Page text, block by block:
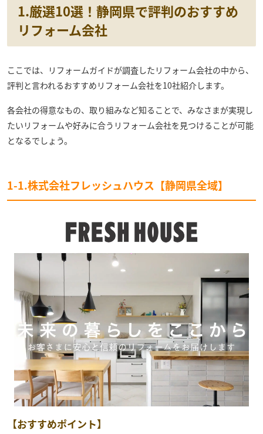
1.厳選10選！静岡県で評判のおすすめ
リフォーム会社
ここでは、リフォームガイドが調査したリフォーム会社の中から、
評判と言われるおすすめリフォーム会社を10社紹介します。
各会社の得意なもの、取り組みなど知ることで、みなさまが実現し
たいリフォームや好みに合うリフォーム会社を見つけることが可能
となるでしょう。
1-1.株式会社フレッシュハウス【静岡県全域】
【おすすめポイント】